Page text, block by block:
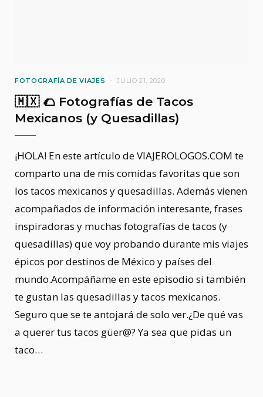
FOTOGRAFÍA DE VIAJES JULIO 21, 2020
🇲🇽 🌮 Fotografías de Tacos
Mexicanos (y Quesadillas)
¡HOLA! En este artículo de VIAJEROLOGOS.COM te
comparto una de mis comidas favoritas que son
los tacos mexicanos y quesadillas. Además vienen
acompañados de información interesante, frases
inspiradoras y muchas fotografías de tacos (y
quesadillas) que voy probando durante mis viajes
épicos por destinos de México y países del
mundo.Acompáñame en este episodio si también
te gustan las quesadillas y tacos mexicanos.
Seguro que se te antojará de solo ver.¿De qué vas
a querer tus tacos güer@? Ya sea que pidas un
taco…